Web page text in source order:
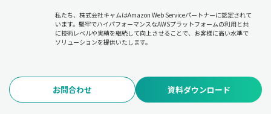
私たち、株式会社キャムはAmazon Web Serviceパートナーに認定されて
います。堅牢でハイパフォーマンスなAWSプラットフォームの利用と共
に技術レベルや実績を継続して向上させることで、お客様に高い水準で
ソリューションを提供いたします。
お問合わせ 資料ダウンロード